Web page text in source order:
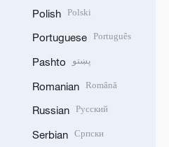
Polish Polski
Portuguese Português
Pashto پښتو
Romanian Română
Russian Русский
Serbian Српски